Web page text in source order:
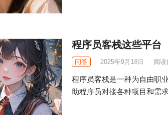
程序员客栈这些平台
问答 2025年9月18日 阅读
程序员客栈是一种为自由职
助程序员对接各种项目和需